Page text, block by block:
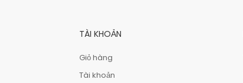
TÀI KHOẢN
Giỏ hàng
Tài khoản